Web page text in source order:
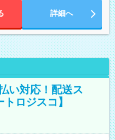
詳細へ
い対応！配送ス
ロジスコ】